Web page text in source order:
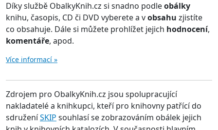
Díky službě ObalkyKnih.cz si snadno podleobálky
knihu, časopis, CD či DVD vyberete a vobsahu zjistíte
co obsahuje. Dále si můžete prohlížet jejich hodnocení,
komentáře, apod.
Více informací »
Zdrojem pro ObalkyKnih.cz jsou spolupracující
nakladatelé a knihkupci, kteří pro knihovny patřící do
sdruženíSKIP souhlasí se zobrazováním obálek jejich